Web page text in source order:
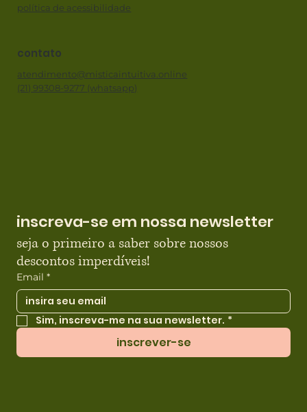
política de acessibilidade
contato
atendimento@misticaintuitiva.online
(21) 99308-9277 (whatsapp)
inscreva-se em nossa newsletter
seja o primeiro a saber sobre nossos
descontos imperdíveis!
Email *
Sim, inscreva-me na sua newsletter. *
inscrever-se